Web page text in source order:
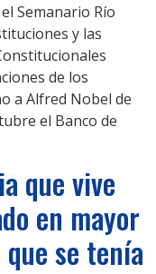
Semanario Río
y las
de los
a Alfred Nobel de
el Banco de
que vive
en mayor
se tenía